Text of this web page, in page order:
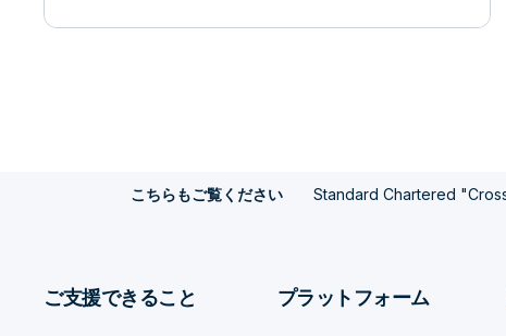
こちらもご覧ください Standard Chartered
ご支援できること プラットフォーム